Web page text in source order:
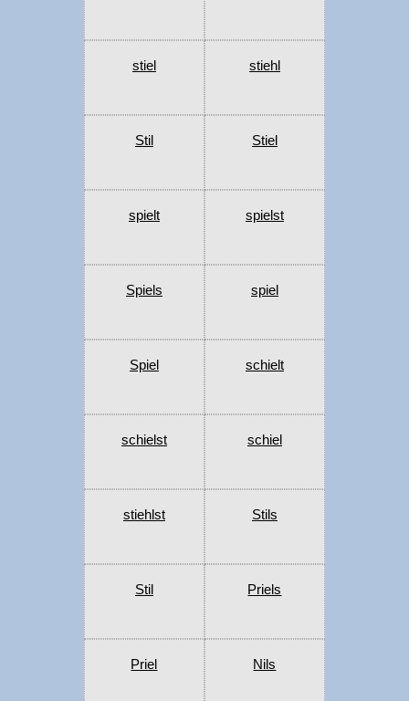
stiel stiehl
Stil Stiel
spielt spielst
Spiels spiel
Spiel schielt
schielst schiel
stiehlst Stils
Stil Priels
Priel Nils